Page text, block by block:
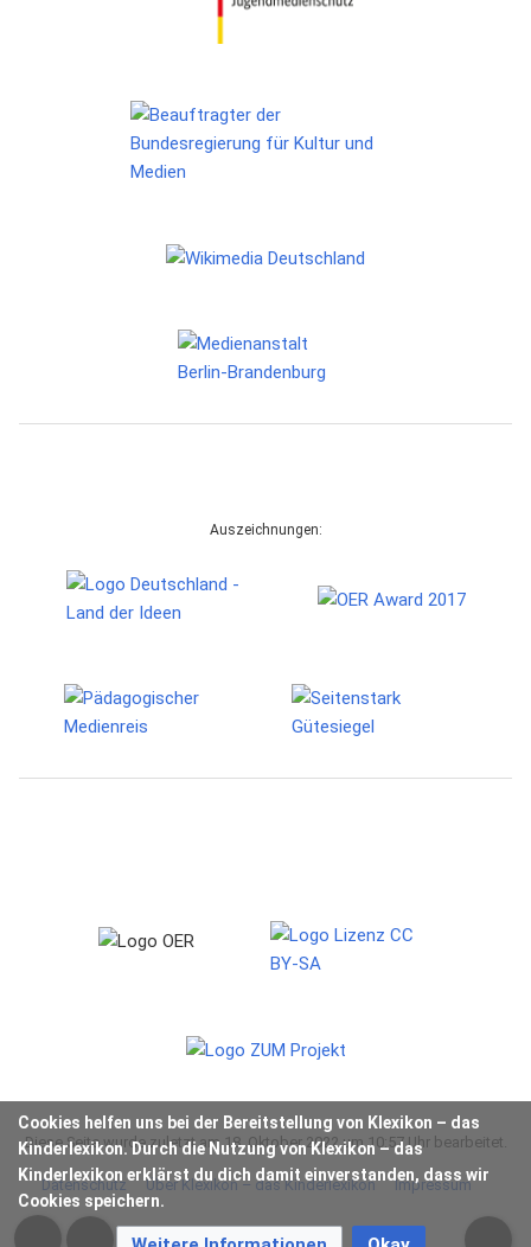
Cookies helfen uns bei der Bereitstellung von Klexikon – das
Kinderlexikon. Durch die Nutzung von Klexikon – das
Kinderlexikon erklärst du dich damit einverstanden, dass wir
Cookies speichern.
Auszeichnungen:
Diese Seite wurde zuletzt am 18. Oktober 2022 um 10:57 Uhr bearbeitet.
Datenschutz Über Klexikon – das Kinderlexikon Impressum